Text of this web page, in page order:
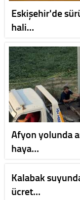
Eskişehir'de
hali…
Afyon yolunda
haya…
Kalabak
ücret…